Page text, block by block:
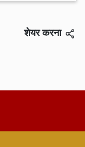
शेयर करना